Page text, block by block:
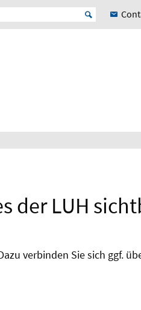
der LUH
verbinden Sie sich ggf.